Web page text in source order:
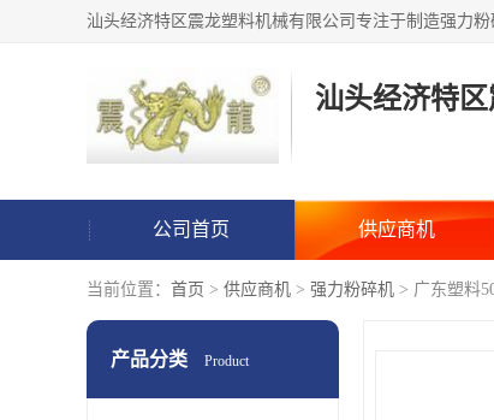
汕头经济特
公司首页 供应商机
当前位置： 首页 > 供应商机 > 强力粉碎机 > 广东塑料
产品分类 Product